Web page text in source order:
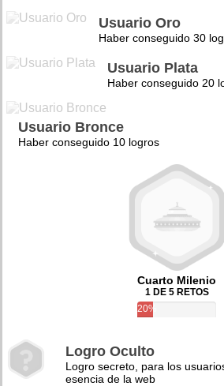
Usuario Oro
Haber conseguido 30
Usuario Plata
Haber conseguido 20
Usuario Bronce
Haber conseguido 10 logros
Cuarto Milenio
1 DE 5 RETOS
20%
Logro Oculto
Logro secreto, para los
esencia de la web